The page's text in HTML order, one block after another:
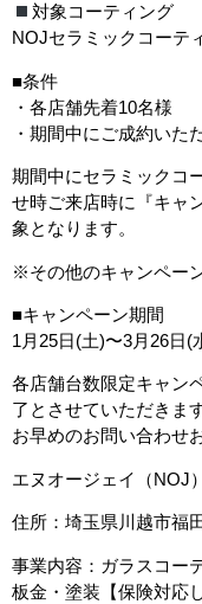
対象コーティング
NOJセラミックコーテ
■条件
・各店舗先着10名様
・期間中にご成約いた
期間中にセラミックコ
せ時ご来店時に『キャ
象となります。
※その他のキャンペー
■キャンペーン期間
1月25日(土)〜3月26日(
各店舗台数限定キャン
了とさせていただきま
お早めのお問い合わせ
エヌオージェイ（NOJ
住所：埼玉県川越市福
事業内容：ガラスコー
板金・塗装【保険対応